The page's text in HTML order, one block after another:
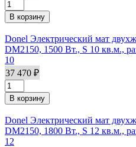
Donel Электрический мат
DM2150, 1500 Вт., S 10 кв.м.,
10
37 470 ₽
Donel Электрический мат
DM2150, 1800 Вт., S 12 кв.м.,
12